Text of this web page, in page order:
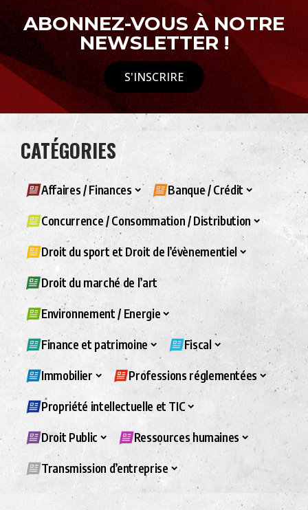
ABONNEZ-VOUS À NOTRE
NEWSLETTER !
S'INSCRIRE
CATÉGORIES
Affaires / Finances Banque / Crédit
Concurrence / Consommation / Distribution
Droit du sport et Droit de l’évènementiel
Droit du marché de l’art
Environnement / Energie
Finance et patrimoine Fiscal
Immobilier Professions réglementées
Propriété intellectuelle et TIC
Droit Public Ressources humaines
Transmission d’entreprise